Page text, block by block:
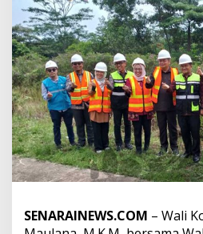
s
i
a
p
W
u
j
u
d
k
a
n
T
A
T
SENARAINEWS.COM – Wali